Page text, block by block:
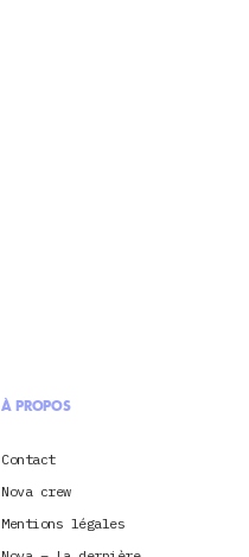
À PROPOS
Contact
Nova crew
Mentions légales